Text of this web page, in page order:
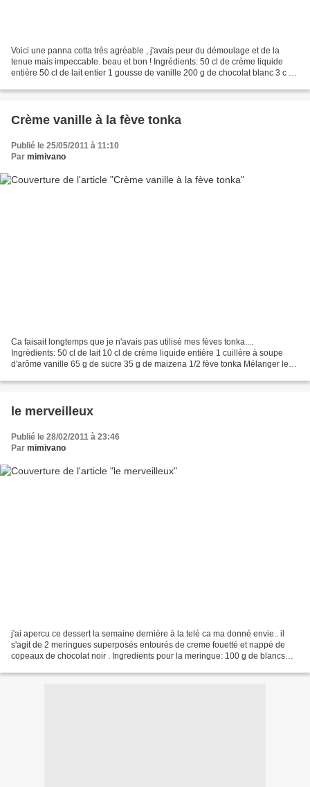
Voici une panna cotta très agréable , j'avais peur du démoulage et de la
tenue mais impeccable. beau et bon ! Ingrédients: 50 cl de crème liquide
entière 50 cl de lait entier 1 gousse de vanille 200 g de chocolat blanc 3 c a
Crème vanille à la fève tonka
Publié le 25/05/2011 à 11:10
Par mimivano
Ca faisait longtemps que je n'avais pas utilisé mes fèves tonka....
Ingrèdients: 50 cl de lait 10 cl de crème liquide entière 1 cuillère à soupe
d'arôme vanille 65 g de sucre 35 g de maizena 1/2 fève tonka Mélanger le
le merveilleux
Publié le 28/02/2011 à 23:46
Par mimivano
j'ai apercu ce dessert la semaine dernière à la telé ca ma donné envie.. il
s'agit de 2 meringues superposés entourés de creme fouetté et nappé de
copeaux de chocolat noir . Ingredients pour la meringue: 100 g de blancs